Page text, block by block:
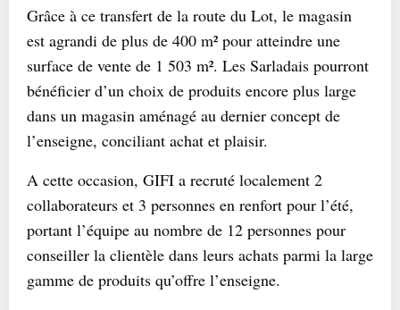
Grâce à ce transfert de la route du Lot, le magasin
est agrandi de plus de 400 m² pour atteindre une
surface de vente de 1 503 m². Les Sarladais pourront
bénéficier d’un choix de produits encore plus large
dans un magasin aménagé au dernier concept de
l’enseigne, conciliant achat et plaisir.
A cette occasion, GIFI a recruté localement 2
collaborateurs et 3 personnes en renfort pour l’été,
portant l’équipe au nombre de 12 personnes pour
conseiller la clientèle dans leurs achats parmi la large
gamme de produits qu’offre l’enseigne.